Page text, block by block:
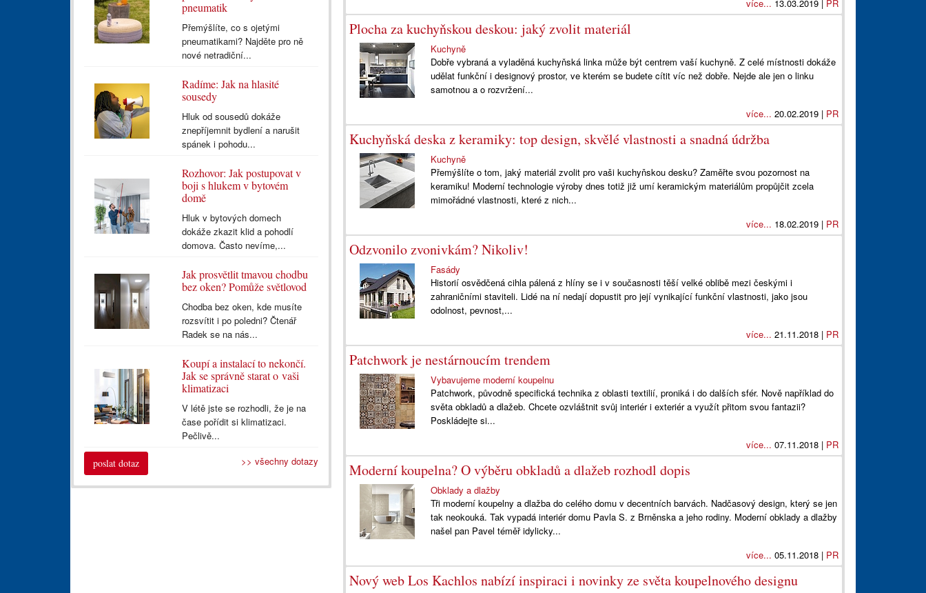
více... 13.03.2019 | PR
Plocha za kuchyňskou deskou: jaký zvolit materiál
Kuchyně
Dobře vybraná a vyladěná kuchyňská linka může být centrem vaší kuchyně. Z celé místnosti dokáže
udělat funkční i designový prostor, ve kterém se budete cítit víc než dobře. Nejde ale jen o linku
samotnou a o rozvržení...
více... 20.02.2019 | PR
Kuchyňská deska z keramiky: top design, skvělé vlastnosti a snadná údržba
Kuchyně
Přemýšlíte o tom, jaký materiál zvolit pro vaši kuchyňskou desku? Zaměřte svou pozornost na
keramiku! Moderní technologie výroby dnes totiž již umí keramickým materiálům propůjčit zcela
mimořádné vlastnosti, které z nich...
více... 18.02.2019 | PR
Odzvonilo zvonivkám? Nikoliv!
Fasády
Historií osvědčená cihla pálená z hlíny se i v současnosti těší velké oblibě mezi českými i
zahraničními staviteli. Lidé na ní nedají dopustit pro její vynikající funkční vlastnosti, jako jsou
odolnost, pevnost,...
více... 21.11.2018 | PR
Patchwork je nestárnoucím trendem
Vybavujeme moderní koupelnu
Patchwork, původně specifická technika z oblasti textilií, proniká i do dalších sfér. Nově například do
světa obkladů a dlažeb. Chcete ozvláštnit svůj interiér i exteriér a využít přitom svou fantazii?
Poskládejte si...
více... 07.11.2018 | PR
Moderní koupelna? O výběru obkladů a dlažeb rozhodl dopis
Obklady a dlažby
Tři moderní koupelny a dlažba do celého domu v decentních barvách. Nadčasový design, který se jen
tak neokouká. Tak vypadá interiér domu Pavla S. z Brněnska a jeho rodiny. Moderní obklady a dlažby
našel pan Pavel téměř idylicky...
více... 05.11.2018 | PR
Nový web Los Kachlos nabízí inspiraci i novinky ze světa koupelnového designu
pneumatik
Přemýšlíte, co s ojetými
pneumatikami? Najděte pro ně
nové netradiční...
Radíme: Jak na hlasité
sousedy
Hluk od sousedů dokáže
znepříjemnit bydlení a narušit
spánek i pohodu...
Rozhovor: Jak postupovat v
boji s hlukem v bytovém
domě
Hluk v bytových domech
dokáže zkazit klid a pohodlí
domova. Často nevíme,...
Jak prosvětlit tmavou chodbu
bez oken? Pomůže světlovod
Chodba bez oken, kde musíte
rozsvítit i po poledni? Čtenář
Radek se na nás...
Koupí a instalací to nekončí.
Jak se správně starat o vaši
klimatizaci
V létě jste se rozhodli, že je na
čase pořídit si klimatizaci.
Pečlivě...
poslat dotaz >> všechny dotazy